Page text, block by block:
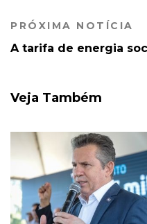
PRÓXIMA NOTÍCIA
A tarifa de energia
Veja Também